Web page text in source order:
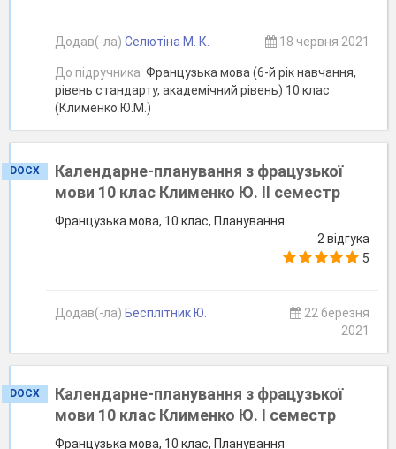
Додав(-ла) Селютіна М. К. 18 червня 2021
До підручника Французька мова (6-й рік навчання,
рівень стандарту, академічний рівень) 10 клас
(Клименко Ю.М.)
DOCX
Календарне-планування з фрацузької
мови 10 клас Клименко Ю. ІІ семестр
Французька мова, 10 клас, Планування
2 відгука
5
Додав(-ла) Бесплітник Ю.
22 березня
2021
DOCX
Календарне-планування з фрацузької
мови 10 клас Клименко Ю. І семестр
Французька мова, 10 клас, Планування